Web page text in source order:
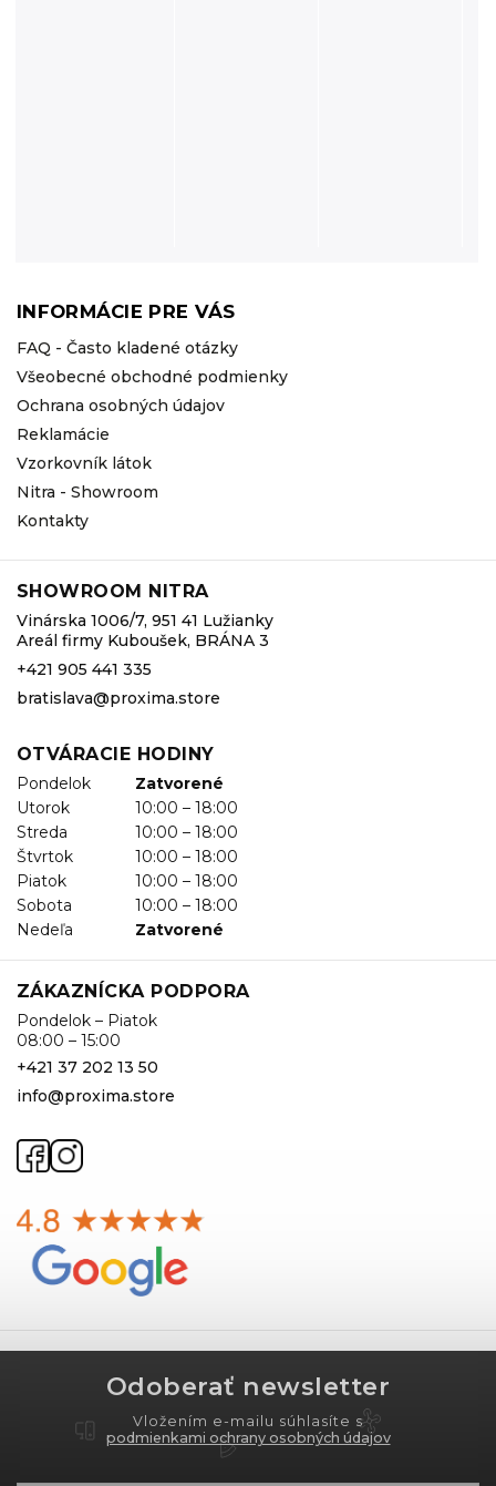
INFORMÁCIE PRE VÁS
FAQ - Často kladené otázky
Všeobecné obchodné podmienky
Ochrana osobných údajov
Reklamácie
Vzorkovník látok
Nitra - Showroom
Kontakty
SHOWROOM NITRA
Vinárska 1006/7, 951 41 Lužianky
Areál firmy Kuboušek, BRÁNA 3
+421 905 441 335
bratislava@proxima.store
OTVÁRACIE HODINY
Pondelok
Zatvorené
Utorok
10:00 – 18:00
Streda
10:00 – 18:00
Štvrtok
10:00 – 18:00
Piatok
10:00 – 18:00
Sobota
10:00 – 18:00
Nedeľa
Zatvorené
ZÁKAZNÍCKA PODPORA
Pondelok – Piatok
08:00 – 15:00
+421 37 202 13 50
info@proxima.store
Odoberať newsletter
Vložením e-mailu súhlasíte s
podmienkami ochrany osobných údajov